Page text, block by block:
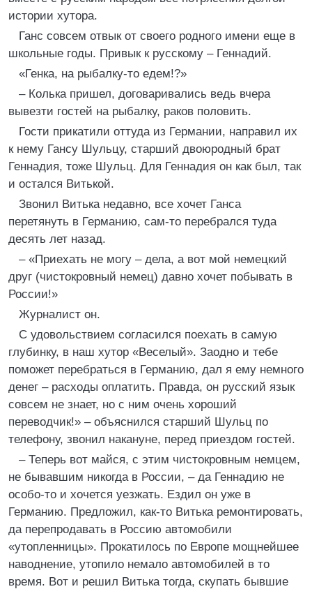
истории хутора.
Ганс совсем отвык от своего родного имени еще в
школьные годы. Привык к русскому – Геннадий.
«Генка, на рыбалку-то едем!?»
– Колька пришел, договаривались ведь вчера
вывезти гостей на рыбалку, раков половить.
Гости прикатили оттуда из Германии, направил их
к нему Гансу Шульцу, старший двоюродный брат
Геннадия, тоже Шульц. Для Геннадия он как был, так
и остался Витькой.
Звонил Витька недавно, все хочет Ганса
перетянуть в Германию, сам-то перебрался туда
десять лет назад.
– «Приехать не могу – дела, а вот мой немецкий
друг (чистокровный немец) давно хочет побывать в
России!»
Журналист он.
С удовольствием согласился поехать в самую
глубинку, в наш хутор «Веселый». Заодно и тебе
поможет перебраться в Германию, дал я ему немного
денег – расходы оплатить. Правда, он русский язык
совсем не знает, но с ним очень хороший
переводчик!» – объяснился старший Шульц по
телефону, звонил накануне, перед приездом гостей.
– Теперь вот майся, с этим чистокровным немцем,
не бывавшим никогда в России, – да Геннадию не
особо-то и хочется уезжать. Ездил он уже в
Германию. Предложил, как-то Витька ремонтировать,
да перепродавать в Россию автомобили
«утопленницы». Прокатилось по Европе мощнейшее
наводнение, утопило немало автомобилей в то
время. Вот и решил Витька тогда, скупать бывшие